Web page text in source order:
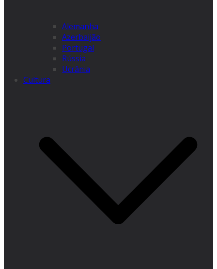
Alemanha
Azerbaijão
Portugal
Rússia
Ucrânia
Cultura